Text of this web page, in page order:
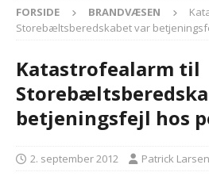
FORSIDE BRANDVÆSEN
Storebæltsberedskabet var
Katastrofealarm til
betjeningsfejl hos
2. september 2012 Patrick Larsen